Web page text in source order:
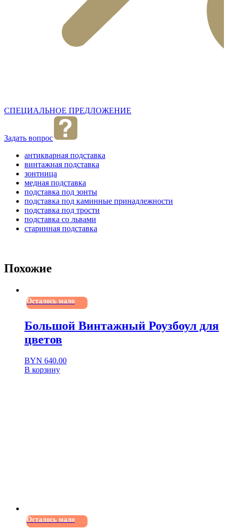
СПЕЦИАЛЬНОЕ ПРЕДЛОЖЕНИЕ
Задать вопрос
антикварная подставка
винтажная подставка
зонтница
медная подставка
подставка под зонты
подставка под каминные принадлежности
подставка под трости
подставка со львами
старинная подставка
Похожие
Осталось мало
Большой Винтажный Роузбоул для
цветов
BYN 640.00
В корзину
Осталось мало